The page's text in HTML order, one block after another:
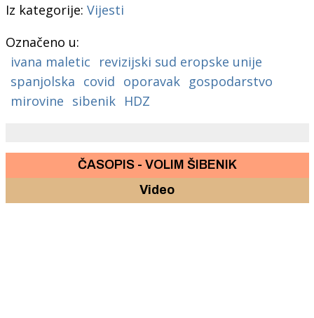
Iz kategorije: Vijesti
Označeno u:
ivana maletic
revizijski sud eropske unije
spanjolska covid oporavak gospodarstvo
mirovine sibenik HDZ
ČASOPIS - VOLIM ŠIBENIK
Video